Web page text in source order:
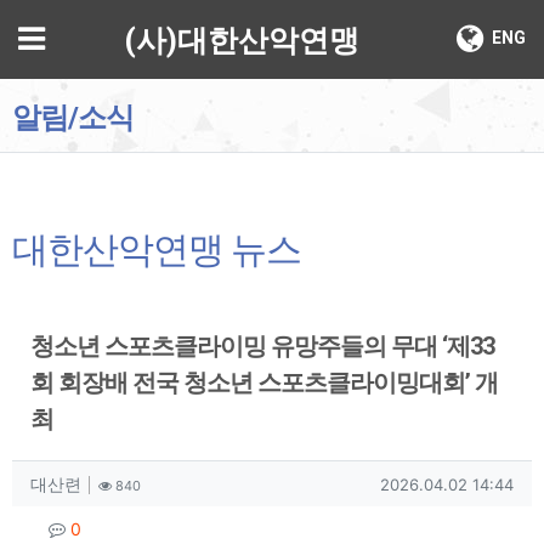
메뉴 ENG
(사)대한산악연맹
알림/소식
대한산악연맹 뉴스
청소년 스포츠클라이밍 유망주들의 무대 ‘제33
회 회장배 전국 청소년 스포츠클라이밍대회’ 개
최
작성자 정보
대산련 작성840조회 작성일
2026.04.02 14:44
컨텐츠 정보
0